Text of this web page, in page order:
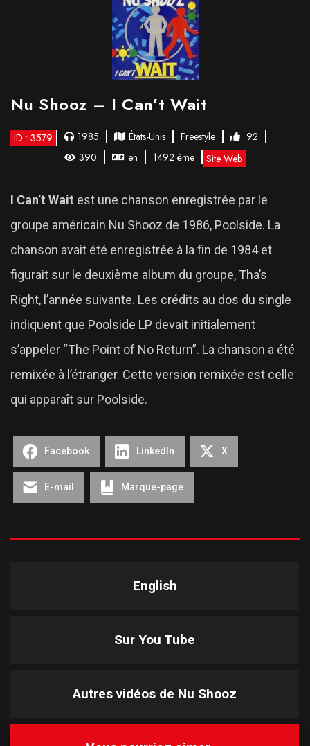
Nu Shooz – I Can’t Wait
ID : 3579 1985 États-Unis Freestyle
92
390
en 1492 ème Site Web
I Can’t Wait est une chanson enregistrée par le
groupe américain Nu Shooz de 1986, Poolside. La
chanson avait été enregistrée à la fin de 1984 et
figurait sur le deuxième album du groupe, Tha’s
Right, l’année suivante. Les crédits au dos du single
indiquent que Poolside LP devait initialement
s’appeler “The Point of No Return”. La chanson a été
remixée à l’étranger. Cette version remixée est celle
qui apparaît sur Poolside.
Facebook LinkedIn X
E-mail Marque-page
English
Sur You Tube
Autres vidéos de Nu Shooz